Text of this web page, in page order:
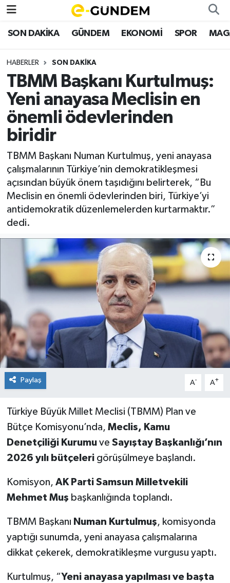
SON DAKİKA GÜNDEM EKONOMİ SPOR
HABERLER SON DAKİKA
TBMM Başkanı Kurtulmuş:
Yeni anayasa Meclisin en
önemli ödevlerinden
biridir
TBMM Başkanı Numan Kurtulmuş, yeni anayasa
çalışmalarının Türkiye’nin demokratikleşmesi
açısından büyük önem taşıdığını belirterek, “Bu
Meclisin en önemli ödevlerinden biri, Türkiye’yi
antidemokratik düzenlemelerden kurtarmaktır.”
dedi.
Paylaş A- A+
Türkiye Büyük Millet Meclisi (TBMM) Plan ve
Bütçe Komisyonu’nda, Meclis, Kamu
Denetçiliği Kurumuve Sayıştay Başkanlığı’nın
2026 yılı bütçelerigörüşülmeye başlandı.
Komisyon, AK Parti Samsun Milletvekili
Mehmet Muş başkanlığında toplandı.
TBMM Başkanı Numan Kurtulmuş, komisyonda
yaptığı sunumda, yeni anayasa çalışmalarına
dikkat çekerek, demokratikleşme vurgusu yaptı.
Kurtulmuş, “Yeni anayasa yapılması ve başta
SON DAKİKA
GÜNDEM
EKONOMİ
SPOR
MAGAZİN
SAĞLIK
TEKNOLOJİ
Nöbetçi Eczaneler
Hava Durumu
Namaz Vakitleri
Trafik Durumu
Süper Lig Puan Durumu ve Fikstür
Tüm Manşetler
Son Dakika Haberleri
Haber Arşivi